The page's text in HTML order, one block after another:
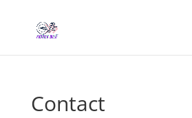
Contact